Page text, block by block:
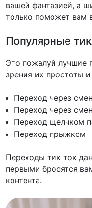
вашей фантазией, а
только поможет вам
Популярные
Это пожалуй лучшие
зрения их простоты
Переход через
Переход через
Переход щелчком
Переход прыжком
Переходы тик ток
первыми бросятся
контента.